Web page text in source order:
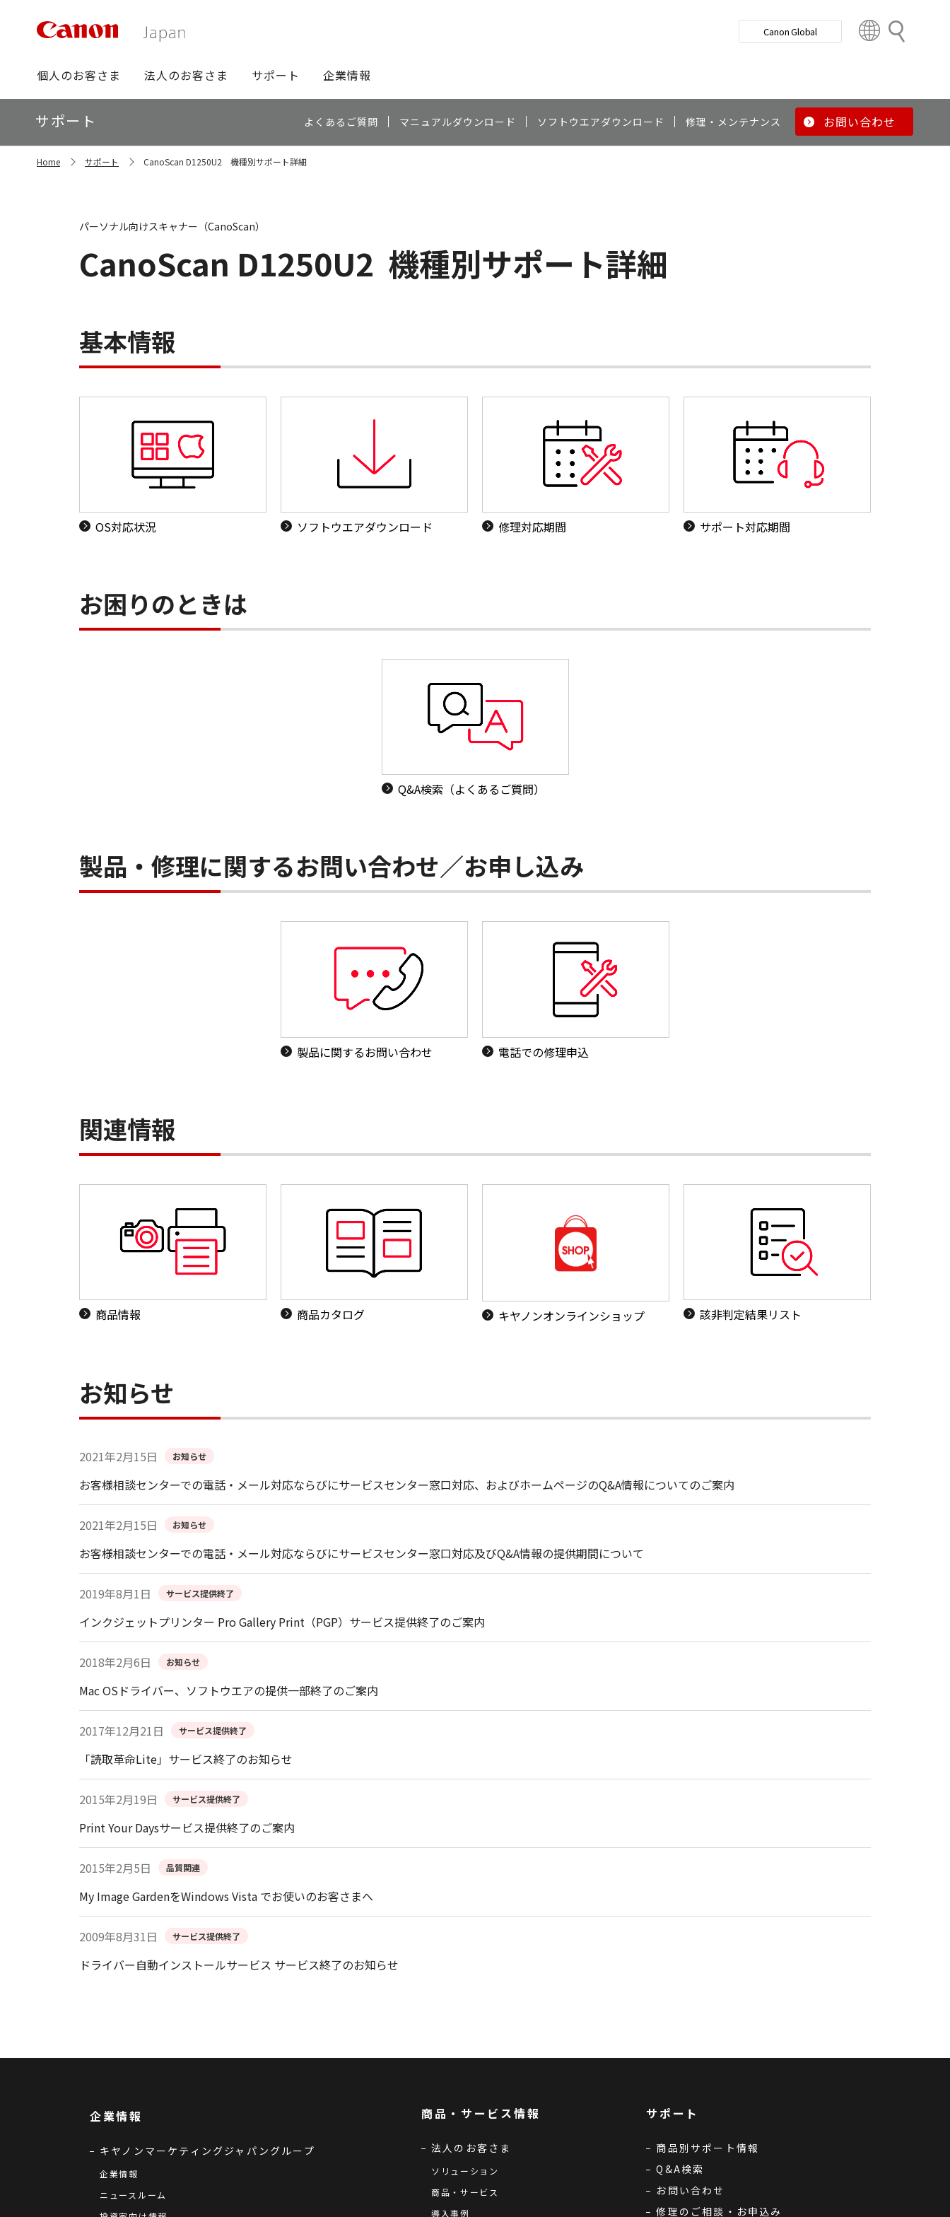
検
グ
ロ
ー
バ
ビ
個人のお客さま 法人のお客さま サポート 企業情報
Canon Global
t
y
ロ
ー
カ
ル
サポート よくあるご質問 マニュアルダウンロード ソフトウエアダウンロード 修理・メンテナンス お問い合わせ
Home サポート CanoScan D1250U2 機種別サポート詳細
CanoScan D1250U2 機種別サポート詳細
パーソナル向けスキャナー（CanoScan）
基本情報
OS対応状況 ソフトウエアダウンロード 修理対応期間 サポート対応期間
お困りのときは
Q&A検索（よくあるご質問）
製品・修理に関するお問い合わせ／お申し込み
製品に関するお問い合わせ 電話での修理申込
関連情報
商品情報 商品カタログ キヤノンオンラインショップ 該非判定結果リスト
お知らせ
2021年2月15日 お知らせ
お客様相談センターでの電話・メール対応ならびにサービスセンター窓口対応、およびホームページのQ&A情報についてのご案内
2021年2月15日 お知らせ
お客様相談センターでの電話・メール対応ならびにサービスセンター窓口対応及びQ&A情報の提供期間について
2019年8月1日 サービス提供終了
インクジェットプリンター Pro Gallery Print（PGP）サービス提供終了のご案内
2018年2月6日 お知らせ
Mac OSドライバー、ソフトウエアの提供一部終了のご案内
2017年12月21日 サービス提供終了
「読取革命Lite」サービス終了のお知らせ
2015年2月19日 サービス提供終了
Print Your Daysサービス提供終了のご案内
2015年2月5日 品質関連
My Image GardenをWindows Vista でお使いのお客さまへ
2009年8月31日 サービス提供終了
ドライバー自動インストールサービス サービス終了のお知らせ
企業情報
キヤノンマーケティングジャパングループ
企業情報
ニュースルーム
商品・サービス情報
法人のお客さま
ソリューション
商品・サービス
導入事例
サポート
商品別サポート情報
Q&A検索
お問い合わせ
修理のご相談・お申込み